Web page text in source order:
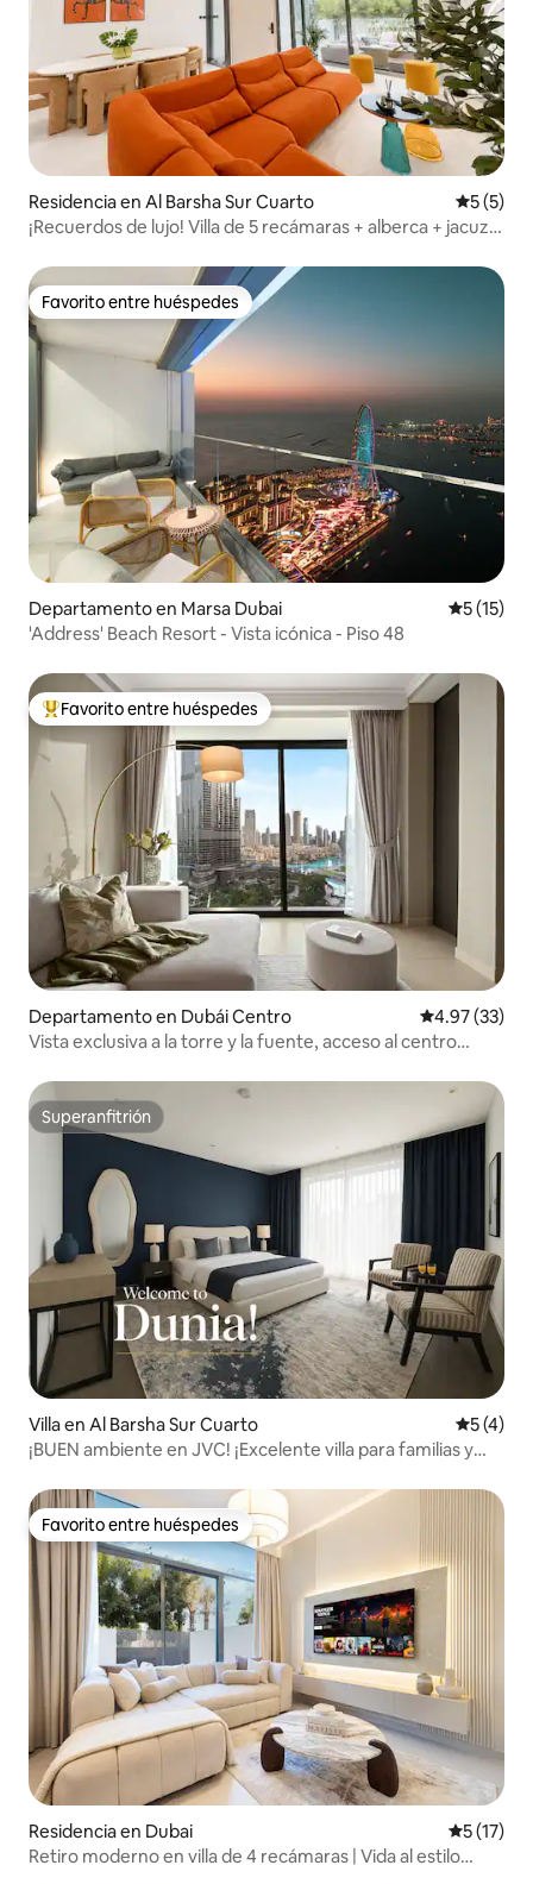
Residencia en Al Barsha Sur Cuarto
5 (5)
¡Recuerdos de lujo! Villa de 5 recámaras + alberca + jacuzzi
Favorito entre huéspedes
Favorito entre huéspedes
Departamento en Marsa Dubai
5 (15)
'Address' Beach Resort - Vista icónica - Piso 48
De los mejores en Favorito entre huéspedes
Favorito entre huéspedes
Departamento en Dubái Centro Calificación
4.97 (33)
Vista exclusiva a la torre y la fuente, acceso al centro
Superanfitrión
Superanfitrión
Villa en Al Barsha Sur Cuarto
5 (4)
¡BUEN ambiente en JVC! ¡Excelente villa para familias y
Favorito entre huéspedes
Favorito entre huéspedes
Residencia en Dubai
5 (17)
Retiro moderno en villa de 4 recámaras | Vida al estilo